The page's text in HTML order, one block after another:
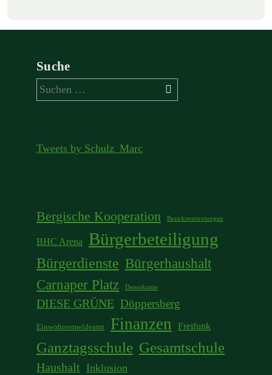
Suche
Suchen
nach:
Tweets by Schulz_Marc
Bergische Kooperation Bezirksvertretungen
BHC Arena Bürgerbeteiligung
Bürgerdienste Bürgerhaushalt
Carnaper Platz
Demokratie
DIESE GRÜNE Döppersberg
Einwohnermeldeamt Finanzen Freifunk
Ganztagsschule Gesamtschule
Haushalt Inklusion